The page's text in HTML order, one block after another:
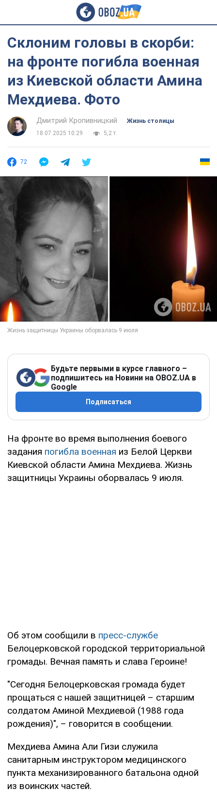
Склоним головы в скорби:
на фронте погибла военная
из Киевской области Амина
Мехдиева. Фото
Дмитрий Кропивницкий
Жизнь столицы
18.07.2025 10:29
5,2 т.
72
Будьте первыми в курсе главного –
подпишитесь на Новини на OBOZ.UA в
Google
Подписаться
На фронте во время выполнения боевого
задания погибла военная из Белой Церкви
Киевской области Амина Мехдиева. Жизнь
защитницы Украины оборвалась 9 июля.
Об этом сообщили в пресс-службе
Белоцерковской городской территориальной
громады. Вечная память и слава Героине!
"Сегодня Белоцерковская громада будет
прощаться с нашей защитницей – старшим
солдатом Аминой Мехдиевой (1988 года
рождения)", – говорится в сообщении.
Мехдиева Амина Али Гизи служила
санитарным инструктором медицинского
пункта механизированного батальона одной
из воинских частей.